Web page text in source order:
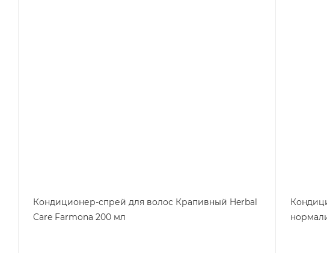
Кондиционер-спрей для волос Крапивный Herbal
Care Farmona 200 мл